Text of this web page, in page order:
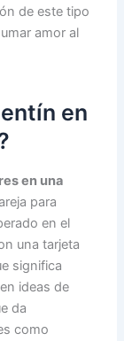
de este tipo
amor al
en
en una
para
en el
una tarjeta
significa
ideas de
da
como